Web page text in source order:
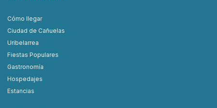
Cómo llegar
Ciudad de Cañuelas
Uribelarrea
Fiestas Populares
Gastronomía
Hospedajes
Estancias